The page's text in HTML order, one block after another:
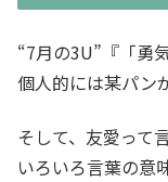
“7月の3U”『「勇
個人的には某パン
そして、友愛って
いろいろ言葉の意